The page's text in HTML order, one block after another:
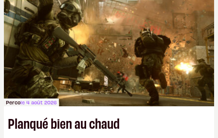
studios et licenciements massifs. En gros, essorer
FCetBattlefield, puis virer le reste.P.
Percole 4 août 2026
Planqué bien au chaud